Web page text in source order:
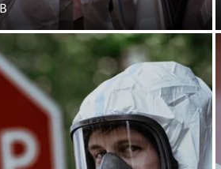
pobierania wymazów w Gnieźnie